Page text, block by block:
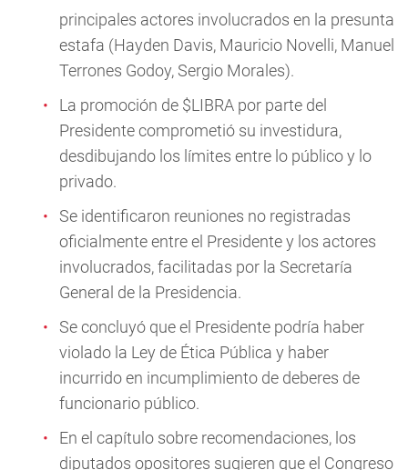
principales actores involucrados en la presunta
estafa (Hayden Davis, Mauricio Novelli, Manuel
Terrones Godoy, Sergio Morales).
La promoción de $LIBRA por parte del
Presidente comprometió su investidura,
desdibujando los límites entre lo público y lo
privado.
Se identificaron reuniones no registradas
oficialmente entre el Presidente y los actores
involucrados, facilitadas por la Secretaría
General de la Presidencia.
Se concluyó que el Presidente podría haber
violado la Ley de Ética Pública y haber
incurrido en incumplimiento de deberes de
funcionario público.
En el capítulo sobre recomendaciones, los
diputados opositores sugieren que el Congreso